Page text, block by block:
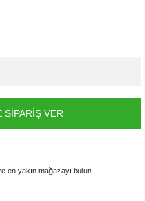
SİPARİŞ VER
en yakın mağazayı bulun.